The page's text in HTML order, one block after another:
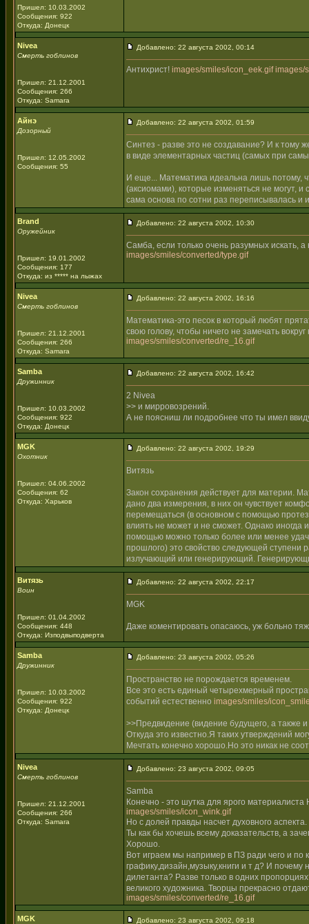
Пришел: 10.03.2002
Сообщения: 922
Откуда: Донецк
Nivea
Смерть гоблинов
Пришел: 21.12.2001
Сообщения: 266
Откуда: Samara
Добавлено: 22 августа 2002, 00:14
Антихрист! images/smiles/icon_eek.gif images/
Айнэ
Дозорный
Пришел: 12.05.2002
Сообщения: 55
Добавлено: 22 августа 2002, 01:59
Синтез - разве это не создавание? И к тому
в виде элементарных частиц (самых при
И еще... Математика идеальна лишь потому,
(аксиомами), которые изменяться не могут, и
сама основа по сотни раз переписывалась и
Brand
Оружейник
Пришел: 19.01.2002
Сообщения: 177
Откуда: из ***** на лыжах
Добавлено: 22 августа 2002, 10:30
Самба, если только очень разумных искать,
images/smiles/converted/type.gif
Nivea
Смерть гоблинов
Пришел: 21.12.2001
Сообщения: 266
Откуда: Samara
Добавлено: 22 августа 2002, 16:16
Математика-это песок в который любят
свою голову, чтобы ничего не замечать
images/smiles/converted/re_16.gif
Samba
Дружинник
Пришел: 10.03.2002
Сообщения: 922
Откуда: Донецк
Добавлено: 22 августа 2002, 16:42
2 Nivea
>> и мирровозрений.
А не поясниш ли подробнее что ты имел
MGK
Охотник
Пришел: 04.06.2002
Сообщения: 62
Откуда: Харьков
Добавлено: 22 августа 2002, 19:29
Витязь
Закон сохранения действует для материи.
дано два измерения, в них он чувствует
перемещаться (в основном с помощью
влиять не может и не сможет. Однако иногда
помощью можно только более или менее
прошлого) это свойство следующей ступени
излучающий или генерирующий.
Витязь
Воин
Пришел: 01.04.2002
Сообщения: 448
Откуда: Изподвыподверта
Добавлено: 22 августа 2002, 22:17
MGK
Даже коментировать опасаюсь, уж больно
Samba
Дружинник
Пришел: 10.03.2002
Сообщения: 922
Откуда: Донецк
Добавлено: 23 августа 2002, 05:26
Пространство не порождается временем.
Все это есть единый четырехмерный
событий естественно images/smiles/
>>Предвидение (видение будущего, а также
Откуда это известно.Я таких утверждений
Мечтать конечно хорошо.Но это никак не
Nivea
Смерть гоблинов
Пришел: 21.12.2001
Сообщения: 266
Откуда: Samara
Добавлено: 23 августа 2002, 09:05
Samba
Конечно - это шутка для ярого материалиста
images/smiles/icon_wink.gif
Но с долей правды насчет духовного аспекта.
Ты как бы хочешь всему доказательств, а
Хорошо.
Вот играем мы например в ПЗ ради чего и по
графику,дизайн,музыку,книги и т д? И
дилетанта? Разве только в одних
великого художника. Творцы прекрасно
images/smiles/converted/re_16.gif
MGK Добавлено: 23 августа 2002, 09:18